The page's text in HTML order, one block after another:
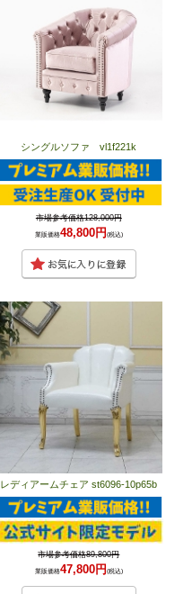
シングルソファ vl1f221k
市場参考価格128,000円
業販価格48,800円 (税込)
レディアームチェア st6096-10p65b
市場参考価格89,800円
業販価格47,800円 (税込)